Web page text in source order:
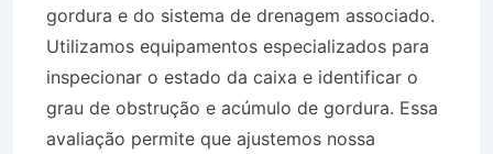
gordura e do sistema de drenagem associado.
Utilizamos equipamentos especializados para
inspecionar o estado da caixa e identificar o
grau de obstrução e acúmulo de gordura. Essa
avaliação permite que ajustemos nossa